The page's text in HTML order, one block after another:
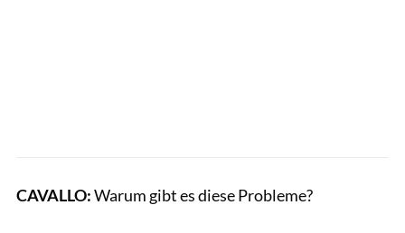
CAVALLO:Warum gibt es diese Probleme?